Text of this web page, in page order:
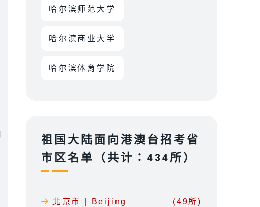
哈尔滨师范大学
哈尔滨商业大学
哈尔滨体育学院
祖国大陆面向港澳台招考省
市区名单（共计：434所）
北京市 | Beijing (49所)